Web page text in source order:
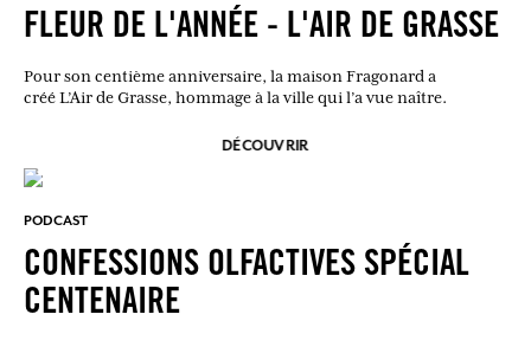
FLEUR DE L'ANNÉE - L'AIR DE GRASSE
Pour son centième anniversaire, la maison Fragonard a
créé L’Air de Grasse, hommage à la ville qui l’a vue naître.
DÉCOUVRIR
PODCAST
CONFESSIONS OLFACTIVES SPÉCIAL
CENTENAIRE